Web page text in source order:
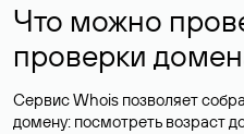
Что можно
проверки
Сервис Whois позволяет
домену: посмотреть возраст